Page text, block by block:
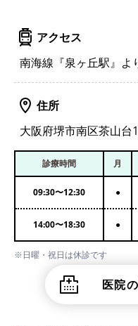
アクセス
南海線『泉ヶ丘駅』よ
住所
大阪府堺市南区茶山台
診療時間 月
09:30〜12:30 ●
14:00〜18:30 ●
※日曜・祝日は休診です
医院